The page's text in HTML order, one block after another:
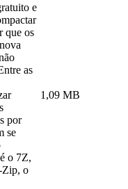
e
que os
as
por
se
o 7Z,
Zip, o
1,09 MB